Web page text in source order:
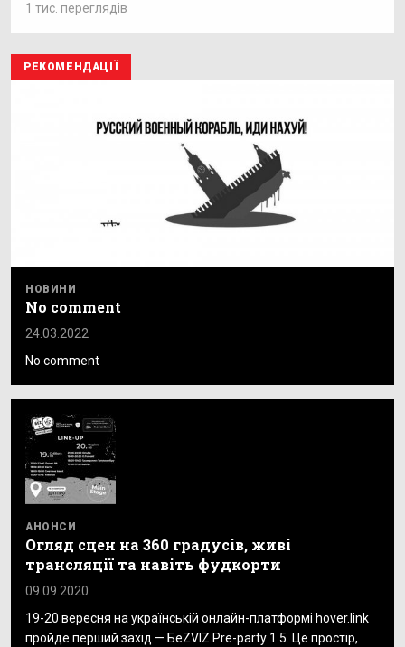
1 тис. переглядів
РЕКОМЕНДАЦІЇ
НОВИНИ
No comment
24.03.2022
No comment
АНОНСИ
Огляд сцен на 360 градусів, живі
трансляції та навіть фудкорти
09.09.2020
19-20 вересня на українській онлайн-платформі hover.link
пройде перший захід — БеZVIZ Pre-party 1.5. Це простір,